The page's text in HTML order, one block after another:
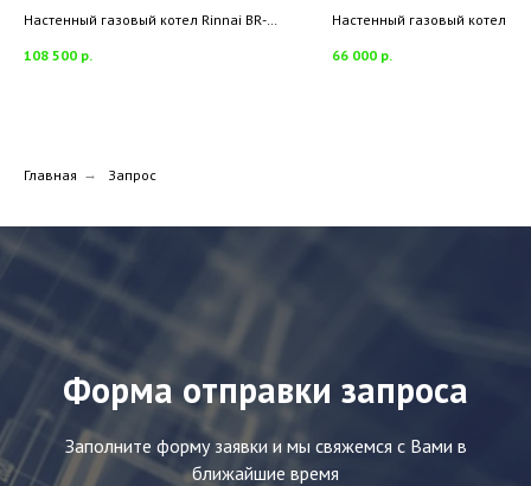
Настенный газовый котел Rinnai BR-
108 500 р.
Настенный газовый котел
66 000 р.
Главная → Запрос
Форма отправки запроса
Заполните форму заявки и мы свяжемся с Вами в
ближайшие время